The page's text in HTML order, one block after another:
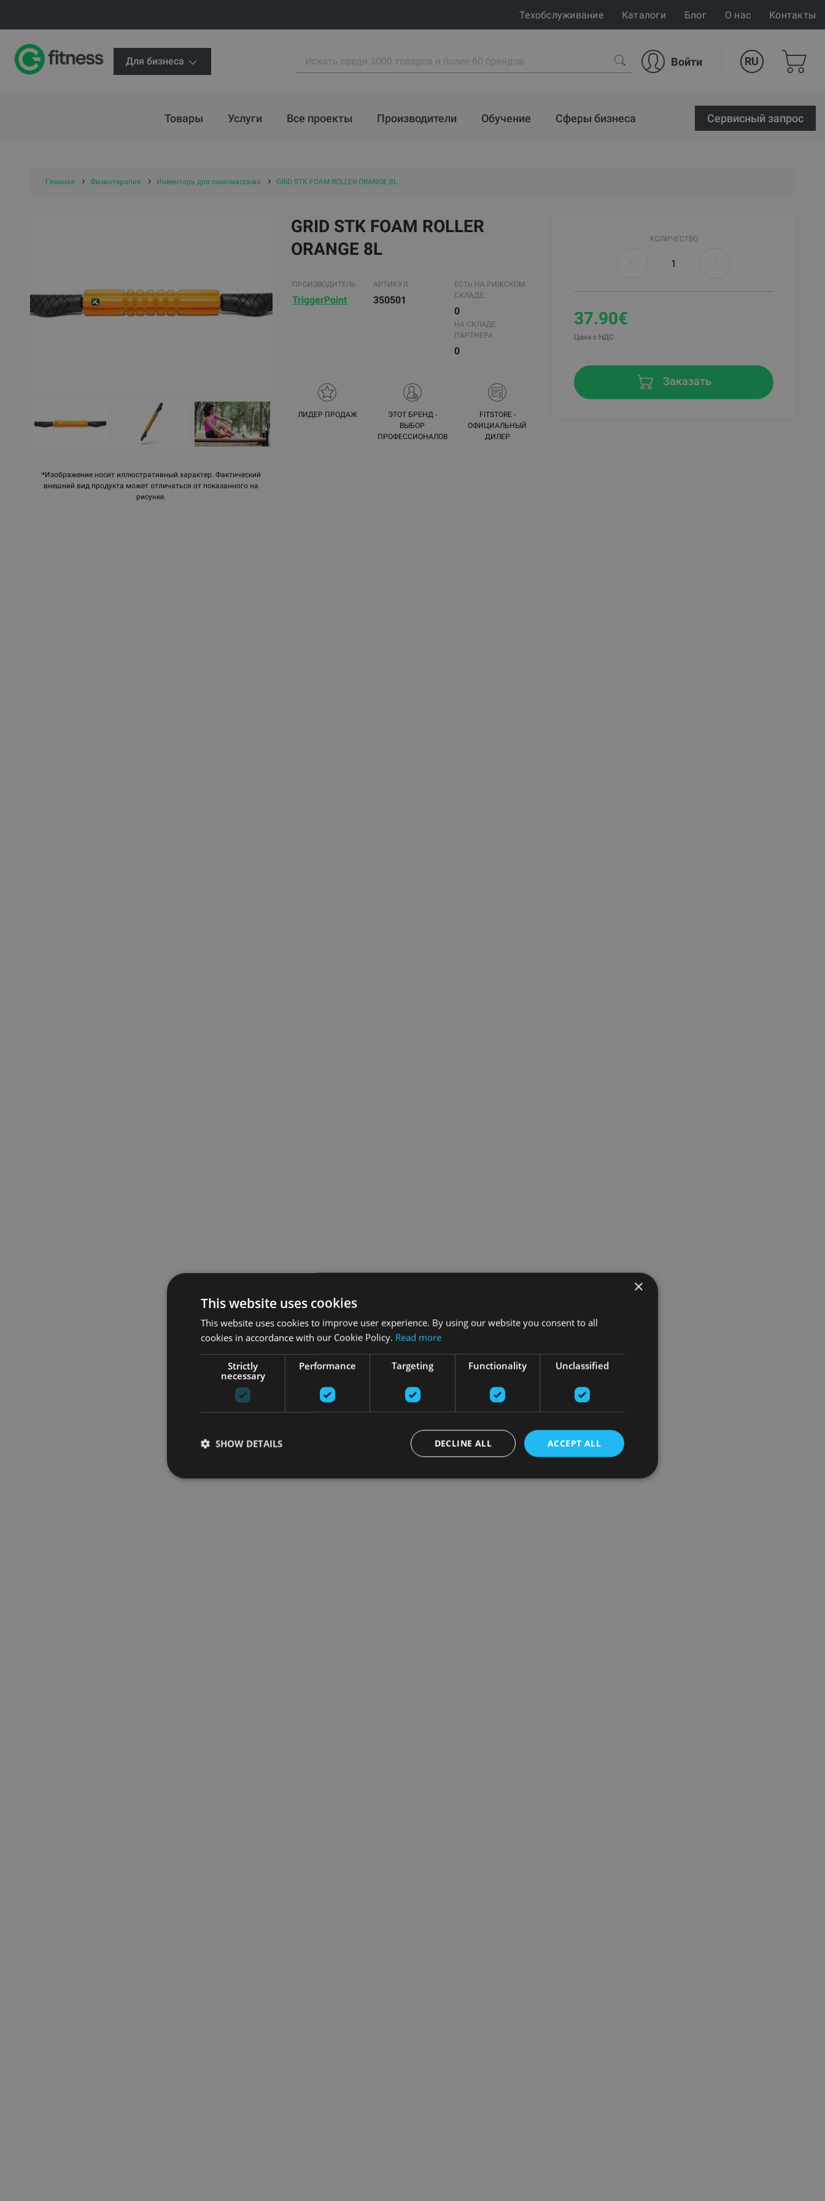
Техобслуживание Каталоги Блог О нас Контакты
Для бизнеса Войти RU
Товары Услуги Все проекты Производители Обучение Сферы бизнеса Cервисный запрос
Главная Физиотерапия Инвентарь для самомассажа GRID STK FOAM ROLLER ORANGE 8L
*Изображение носит иллюстративный характер. Фактический
внешний вид продукта может отличаться от показанного на
рисунке.
GRID STK FOAM ROLLER
ORANGE 8L
ПРОИЗВОДИТЕЛЬ
TriggerPoint
АРТИКУЛ
350501
ЕСТЬ НА РИЖСКОМ
СКЛАДЕ:
0
НА СКЛАДЕ
ПАРТНЕРА
0
ЛИДЕР ПРОДАЖ
ЭТОТ БРЕНД -
ВЫБОР
ПРОФЕССИОНАЛОВ
FITSTORE -
ОФИЦИАЛЬНЫЙ
ДИЛЕР
КОЛИЧЕСТВО
37.90€
Цена с НДС
Заказать
×
This website uses cookies
This website uses cookies to improve user experience. By using our website you consent to all
cookies in accordance with our Cookie Policy. Read more
Strictly
necessary
Performance Targeting Functionality Unclassified
ACCEPT ALL
DECLINE ALL
SHOW DETAILS